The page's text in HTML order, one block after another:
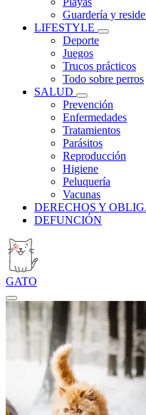
Guardería y
LIFESTYLE
Deporte
Juegos
Trucos prácticos
Todo sobre perros
SALUD
Prevención
Enfermedades
Tratamientos
Parásitos
Reproducción
Higiene
Peluquería
Vacunas
DERECHOS Y
DEFUNCIÓN
GATO